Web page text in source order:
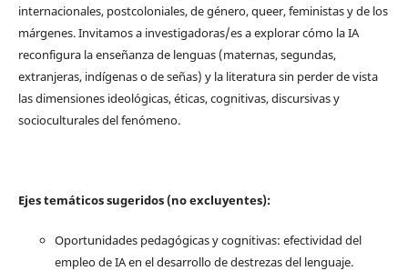
internacionales, postcoloniales, de género, queer, feministas y de los
márgenes. Invitamos a investigadoras/es a explorar cómo la IA
reconfigura la enseñanza de lenguas (maternas, segundas,
extranjeras, indígenas o de señas) y la literatura sin perder de vista
las dimensiones ideológicas, éticas, cognitivas, discursivas y
socioculturales del fenómeno.
Ejes temáticos sugeridos (no excluyentes):
Oportunidades pedagógicas y cognitivas: efectividad del
empleo de IA en el desarrollo de destrezas del lenguaje.